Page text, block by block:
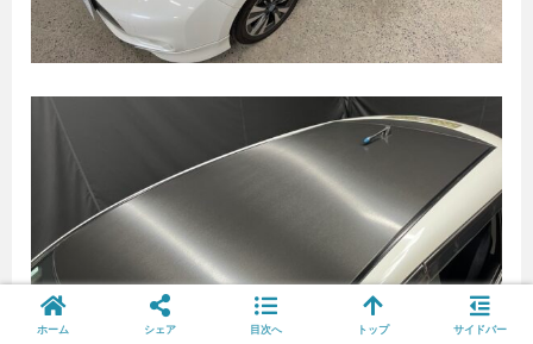
ホーム シェア 目次へ トップ サイドバー